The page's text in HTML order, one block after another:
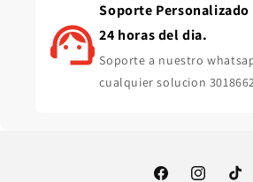
Soporte
24 horas del dia.
Soporte a nuestro
cualquier solucion